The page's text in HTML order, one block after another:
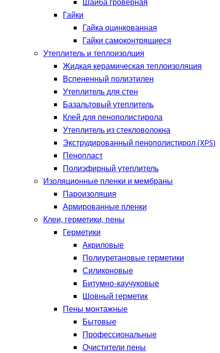
Шайба гроверная
Гайки
Гайка оцинкованная
Гайки самоконтрящиеся
Утеплитель и теплоизолция
Жидкая керамическая теплоизоляция
Вспененный полиэтилен
Утеплитель для стен
Базальтовый утеплитель
Клей для пенополистирола
Утеплитель из стекловолокна
Экструдированный пенополистирол (XPS)
Пенопласт
Полиэфирный утеплитель
Изоляционные пленки и мембраны
Пароизоляция
Армированные пленки
Клеи, герметики, пены
Герметики
Акриловые
Полиуретановые герметики
Силиконовые
Битумно-каучуковые
Шовный герметик
Пены монтажные
Бытовые
Профессиональные
Очистители пены